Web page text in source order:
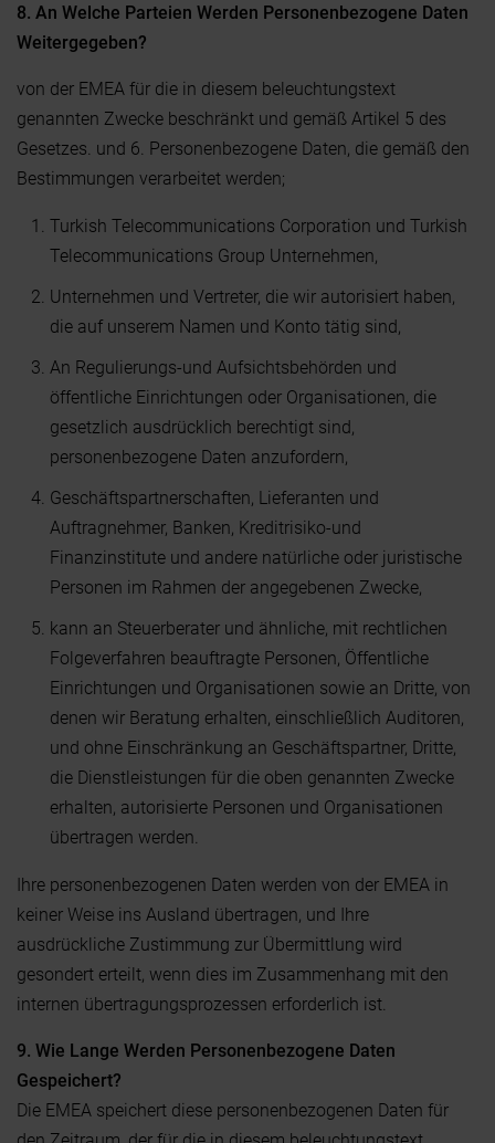
8. An Welche Parteien Werden Personenbezogene Daten
Weitergegeben?
von der EMEA für die in diesem beleuchtungstext
genannten Zwecke beschränkt und gemäß Artikel 5 des
Gesetzes. und 6. Personenbezogene Daten, die gemäß den
Bestimmungen verarbeitet werden;
Turkish Telecommunications Corporation und Turkish
Telecommunications Group Unternehmen,
Unternehmen und Vertreter, die wir autorisiert haben,
die auf unserem Namen und Konto tätig sind,
An Regulierungs-und Aufsichtsbehörden und
öffentliche Einrichtungen oder Organisationen, die
gesetzlich ausdrücklich berechtigt sind,
personenbezogene Daten anzufordern,
Geschäftspartnerschaften, Lieferanten und
Auftragnehmer, Banken, Kreditrisiko-und
Finanzinstitute und andere natürliche oder juristische
Personen im Rahmen der angegebenen Zwecke,
kann an Steuerberater und ähnliche, mit rechtlichen
Folgeverfahren beauftragte Personen, Öffentliche
Einrichtungen und Organisationen sowie an Dritte, von
denen wir Beratung erhalten, einschließlich Auditoren,
und ohne Einschränkung an Geschäftspartner, Dritte,
die Dienstleistungen für die oben genannten Zwecke
erhalten, autorisierte Personen und Organisationen
übertragen werden.
Ihre personenbezogenen Daten werden von der EMEA in
keiner Weise ins Ausland übertragen, und Ihre
ausdrückliche Zustimmung zur Übermittlung wird
gesondert erteilt, wenn dies im Zusammenhang mit den
internen übertragungsprozessen erforderlich ist.
9. Wie Lange Werden Personenbezogene Daten
Gespeichert?
Die EMEA speichert diese personenbezogenen Daten für